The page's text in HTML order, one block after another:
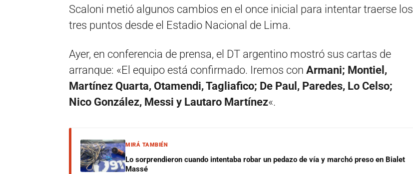
Scaloni metió algunos cambios en el once inicial para intentar traerse los
tres puntos desde el Estadio Nacional de Lima.
Ayer, en conferencia de prensa, el DT argentino mostró sus cartas de
arranque: «El equipo está confirmado. Iremos con Armani; Montiel,
Martínez Quarta, Otamendi, Tagliafico; De Paul, Paredes, Lo Celso;
Nico González, Messi y Lautaro Martínez«.
MIRÁ TAMBIÉN
Lo sorprendieron cuando intentaba robar un pedazo de vía y marchó preso en Bialet
Massé